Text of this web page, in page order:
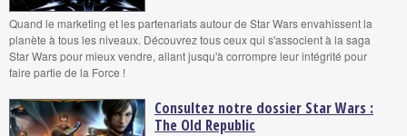
Quand le marketing et les partenariats autour de Star Wars envahissent la
planète à tous les niveaux. Découvrez tous ceux qui s'associent à la saga
Star Wars pour mieux vendre, allant jusqu'à corrompre leur intégrité pour
faire partie de la Force !
Consultez notre dossier Star Wars :
The Old Republic